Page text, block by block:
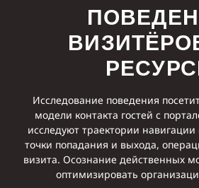
Исследование поведения
модели контакта гостей с
исследуют траектории
точки попадания и выхода,
визита. Осознание действенных
оптимизировать